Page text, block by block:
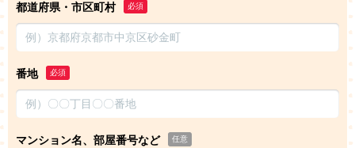
都道府県・市区町村 必須
番地 必須
マンション名、部屋番号など 任意